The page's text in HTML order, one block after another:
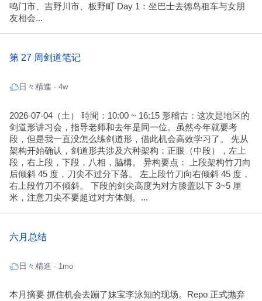
鸣门市、吉野川市、板野町 Day 1：坐巴士去德岛租车与女朋
友相会...
第 27 周剑道笔记
日々精進 · 4w
2026-07-04（土） 時間：10:00 ~ 16:15 形稽古：这次是地区的
剑道形讲习会，指导老师和去年是同一位。虽然今年就要考
段，但是我一直没怎么练剑道形，借此机会高效学习了。 先从
架构开始确认，剑道形共涉及六种架构：正眼（中段），左上
段，右上段，下段，八相，脇構。 异构要点： 上段架构竹刀向
后倾斜 45 度，刀尖不过分下落。 左上段竹刀向右倾斜 45 度，
右上段竹刀不倾斜。 下段的剑尖高度为对方膝盖以下 3~5 厘
米，注意刀尖不要超过对方体侧。...
六月总结
日々精進 · 1mo
本月摘要 抓住机会去蹦了妹宝李泳知的现场。Repo 正式抛弃